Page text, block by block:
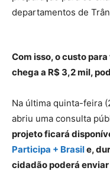
departamentos de
Com isso, o custo
chega a R$ 3,2 mil,
Na última quinta-feira
abriu uma consulta
projeto ficará
Participa + Brasile,
cidadão poderá